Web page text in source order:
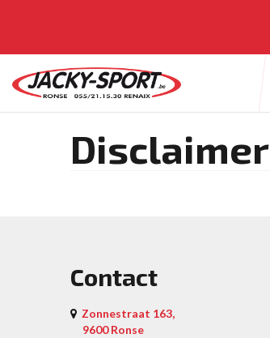
Disclaimer
Contact
Zonnestraat 163,
9600 Ronse